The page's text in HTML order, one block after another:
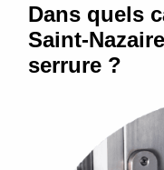
Dans quels
Saint-
serrure ?